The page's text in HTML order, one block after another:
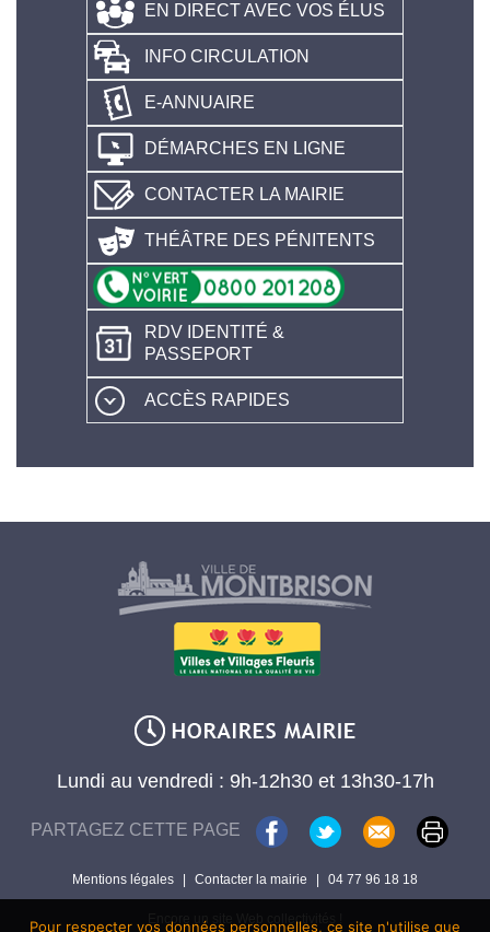
EN DIRECT AVEC VOS ÉLUS
INFO CIRCULATION
E-ANNUAIRE
DÉMARCHES EN LIGNE
CONTACTER LA MAIRIE
THÉÂTRE DES PÉNITENTS
RDV IDENTITÉ &
PASSEPORT
ACCÈS RAPIDES
Lundi au vendredi : 9h-12h30 et 13h30-17h
PARTAGEZ CETTE PAGE
Mentions légales | Contacter la mairie | 04 77 96 18 18
Encore un site Web collectivités !
Pour respecter vos données personnelles, ce site n'utilise que